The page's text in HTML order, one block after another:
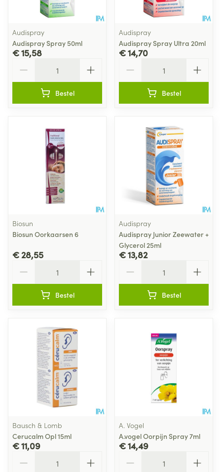
Audispray
Audispray Spray 50ml
€ 15,58
Bestel
Audispray
Audispray Spray Ultra 20ml
€ 14,70
Bestel
Biosun
Biosun Oorkaarsen 6
€ 28,55
Bestel
Audispray
Audispray Junior Zeewater +
Glycerol 25ml
€ 13,82
Bestel
Bausch & Lomb
Cerucalm Opl 15ml
€ 11,09
A. Vogel
A.vogel Oorpijn Spray 7ml
€ 14,49